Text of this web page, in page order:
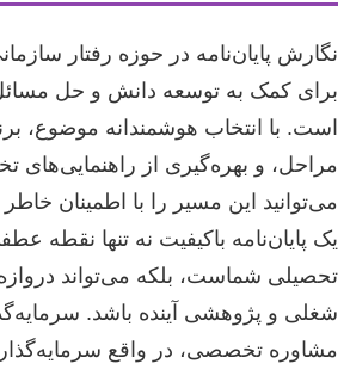
نگارش پایان‌نامه در حوزه رفتار
برای کمک به توسعه دانش و حل
است. با انتخاب هوشمندانه موضوع،
مراحل، و بهره‌گیری از
می‌توانید این مسیر را با اطمینان
یک پایان‌نامه باکیفیت نه تنها نقطه
تحصیلی شماست، بلکه می‌تواند
شغلی و پژوهشی آینده باشد.
مشاوره تخصصی، در واقع